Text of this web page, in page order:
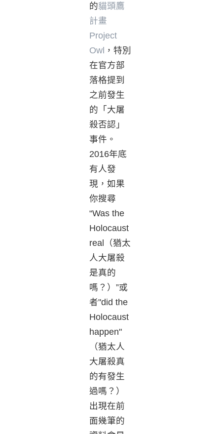
的貓頭鷹
計畫
Project
Owl ，特別
在官方部
落格提到
之前發生
的「大屠
殺否認」
事件。
2016年底
有人發
現，如果
你搜尋
“Was the
Holocaust
real（猶太
人大屠殺
是真的
嗎？）”或
者"did the
Holocaust
happen"
（猶太人
大屠殺真
的有發生
過嗎？）
出現在前
面幾筆的